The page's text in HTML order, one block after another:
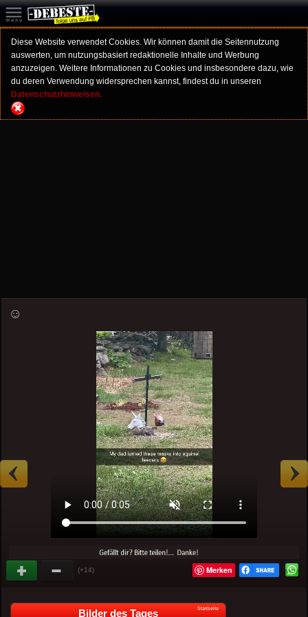
Diese Website verwendet Cookies. Wir können damit die Seitennutzung
auswerten, um nutzungsbasiert redaktionelle Inhalte und Werbung
anzuzeigen. Weitere Informationen zu Cookies und insbesondere dazu, wie
du deren Verwendung widersprechen kannst, findest du in unseren
Datenschutzhinweisen.
☺
(+14) Merken
Bilder des Tages Startseite